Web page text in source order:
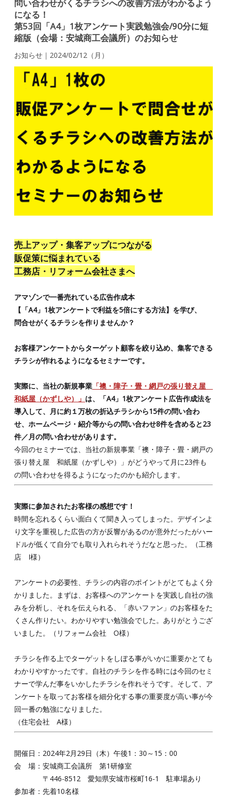
問い合わせがくるチラシへの改善方法がわかるよう
になる！
第53回「A4」1枚アンケート実践勉強会/90分に短
縮版（会場：安城商工会議所）のお知らせ
お知らせ｜2024/02/12（月）
売上アップ・集客アップにつながる
販促策に悩まれている
工務店・リフォーム会社さまへ
アマゾンで一番売れている広告作成本
【「A4」1枚アンケートで利益を5倍にする方法】を学び、
問合せがくるチラシを作りませんか？
お客様アンケートからターゲット顧客を絞り込め、集客できる
チラシが作れるようになるセミナーです。
実際に、当社の新規事業 「襖・障子・畳・網戸の張り替え屋
和紙屋（かずしや）」 は、「A4」1枚アンケート広告作成法を
導入して、月に約１万枚の折込チラシから15件の問い合わ
せ、ホームページ・紹介等からの問い合わせ8件を含めると23
件／月の問い合わせがあります。
今回のセミナーでは、当社の新規事業「襖・障子・畳・網戸の
張り替え屋 和紙屋（かずしや）」がどうやって月に23件も
の問い合わせを得るようになったのかも紹介します。
実際に参加されたお客様の感想です！
時間を忘れるくらい面白くて聞き入ってしまった。デザインよ
り文字を重視した広告の方が反響があるのが意外だったがハー
ドルが低くて自分でも取り入れられそうだなと思った。（工務
店 I様）
アンケートの必要性、チラシの内容のポイントがとてもよく分
かりました。まずは、お客様へのアンケートを実践し自社の強
みを分析し、それを伝えられる、「赤いファン」のお客様をた
くさん作りたい。わかりやすい勉強会でした。ありがとうござ
いました。（リフォーム会社 O様）
チラシを作る上でターゲットをしぼる事がいかに重要かとても
わかりやすかったです。自社のチラシを作る時には今回のセミ
ナーで学んだ事をいかしたチラシを作れそうです。そして、ア
ンケートを取ってお客様を細分化する事の重要度が高い事が今
回一番の勉強になりました。
（住宅会社 A様）
開催日：2024年2月29日（木）午後1：30～15：00
会 場：安城商工会議所 第1研修室
〒446-8512 愛知県安城市桜町16-1 駐車場あり
参加者：先着10名様